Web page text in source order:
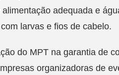
adequada e
larvas e fios de cabelo.
do MPT na garantia de
organizadoras de